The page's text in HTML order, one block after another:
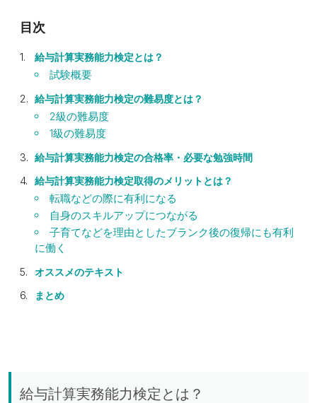
給与計算実務能力検定とは？
試験概要
給与計算実務能力検定の難易度とは？
2級の難易度
1級の難易度
給与計算実務能力検定の合格率・必要な勉強時間
給与計算実務能力検定取得のメリットとは？
転職などの際に有利になる
自身のスキルアップにつながる
子育てなどを理由としたブランク後の復帰にも有利
に働く
オススメのテキスト
まとめ
給与計算実務能力検定とは？